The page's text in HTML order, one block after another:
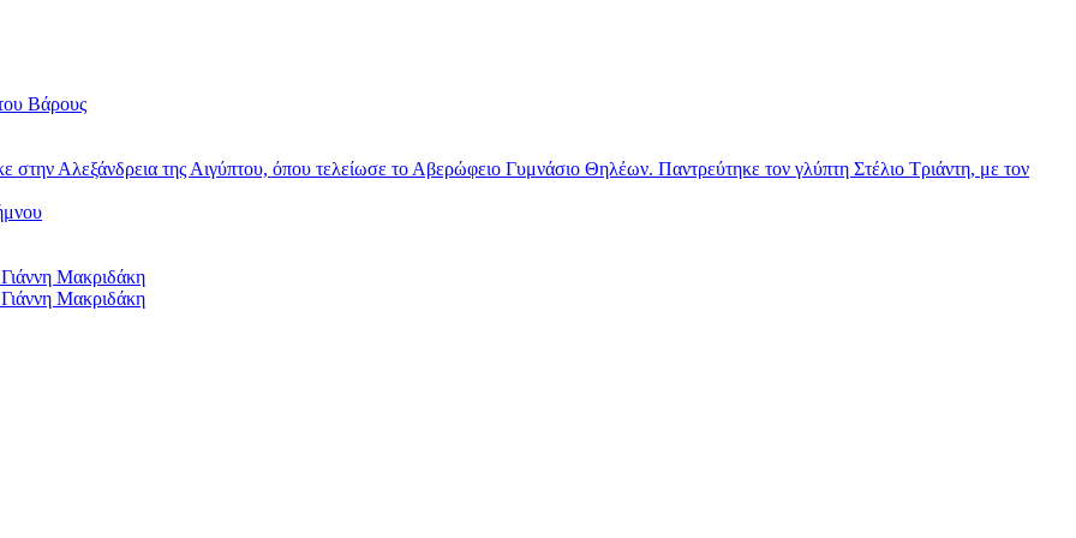
Βάρους
Αλεξάνδρεια της Αιγύπτου, όπου τελείωσε το Αβερώφειο Γυμνάσιο Θηλέων. Παντρεύτηκε τον γλύπτη Στέλιο Τριάντη, με τον
Μακριδάκη
Μακριδάκη